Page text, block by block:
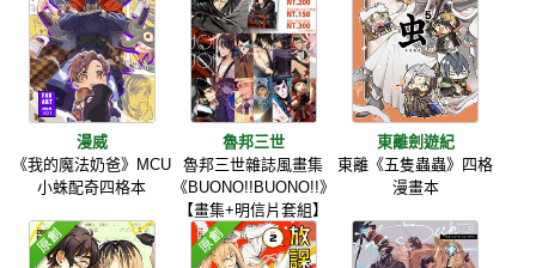
漫威
《我的魔法奶爸》MCU
小蛛配奇四格本
魯邦三世
魯邦三世雜誌風畫集
《BUONO!!BUONO!!》
【畫集+明信片套組】
東離劍遊紀
東離《五隻蟲蟲》四格
漫畫本